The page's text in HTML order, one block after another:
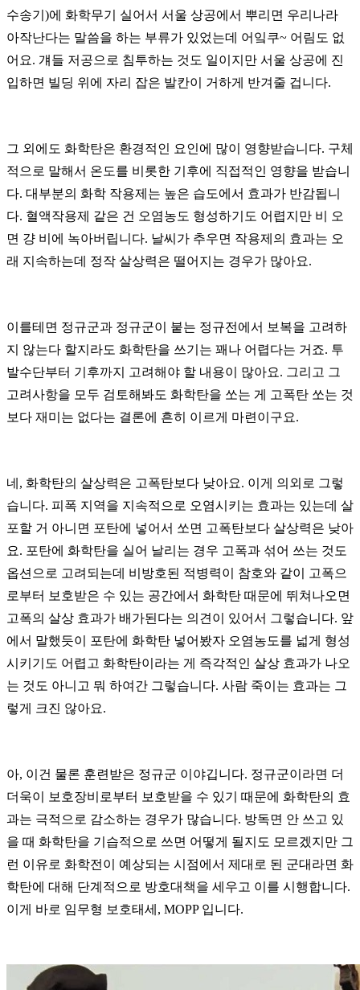
수송기)에 화학무기 실어서 서울 상공에서 뿌리면 우리나라
아작난다는 말씀을 하는 부류가 있었는데 어잌쿠~ 어림도 없
어요. 걔들 저공으로 침투하는 것도 일이지만 서울 상공에 진
입하면 빌딩 위에 자리 잡은 발칸이 거하게 반겨줄 겁니다.
그 외에도 화학탄은 환경적인 요인에 많이 영향받습니다. 구체
적으로 말해서 온도를 비롯한 기후에 직접적인 영향을 받습니
다. 대부분의 화학 작용제는 높은 습도에서 효과가 반감됩니
다. 혈액작용제 같은 건 오염농도 형성하기도 어렵지만 비 오
면 걍 비에 녹아버립니다. 날씨가 추우면 작용제의 효과는 오
래 지속하는데 정작 살상력은 떨어지는 경우가 많아요.
이를테면 정규군과 정규군이 붙는 정규전에서 보복을 고려하
지 않는다 할지라도 화학탄을 쓰기는 꽤나 어렵다는 거죠. 투
발수단부터 기후까지 고려해야 할 내용이 많아요. 그리고 그
고려사항을 모두 검토해봐도 화학탄을 쏘는 게 고폭탄 쏘는 것
보다 재미는 없다는 결론에 흔히 이르게 마련이구요.
네, 화학탄의 살상력은 고폭탄보다 낮아요. 이게 의외로 그렇
습니다. 피폭 지역을 지속적으로 오염시키는 효과는 있는데 살
포할 거 아니면 포탄에 넣어서 쏘면 고폭탄보다 살상력은 낮아
요. 포탄에 화학탄을 실어 날리는 경우 고폭과 섞어 쓰는 것도
옵션으로 고려되는데 비방호된 적병력이 참호와 같이 고폭으
로부터 보호받은 수 있는 공간에서 화학탄 때문에 뛰쳐나오면
고폭의 살상 효과가 배가된다는 의견이 있어서 그렇습니다. 앞
에서 말했듯이 포탄에 화학탄 넣어봤자 오염농도를 넓게 형성
시키기도 어렵고 화학탄이라는 게 즉각적인 살상 효과가 나오
는 것도 아니고 뭐 하여간 그렇습니다. 사람 죽이는 효과는 그
렇게 크진 않아요.
아, 이건 물론 훈련받은 정규군 이야깁니다. 정규군이라면 더
더욱이 보호장비로부터 보호받을 수 있기 때문에 화학탄의 효
과는 극적으로 감소하는 경우가 많습니다. 방독면 안 쓰고 있
을 때 화학탄을 기습적으로 쓰면 어떻게 될지도 모르겠지만 그
런 이유로 화학전이 예상되는 시점에서 제대로 된 군대라면 화
학탄에 대해 단계적으로 방호대책을 세우고 이를 시행합니다.
이게 바로 임무형 보호태세, MOPP 입니다.